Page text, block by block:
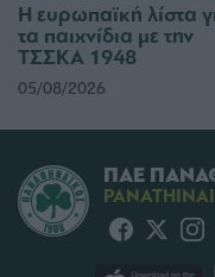
Η ευρωπαϊκή λίστα
τα παιχνίδια με την
ΤΣΣΚΑ 1948
05/08/2026
ΠΑΕ